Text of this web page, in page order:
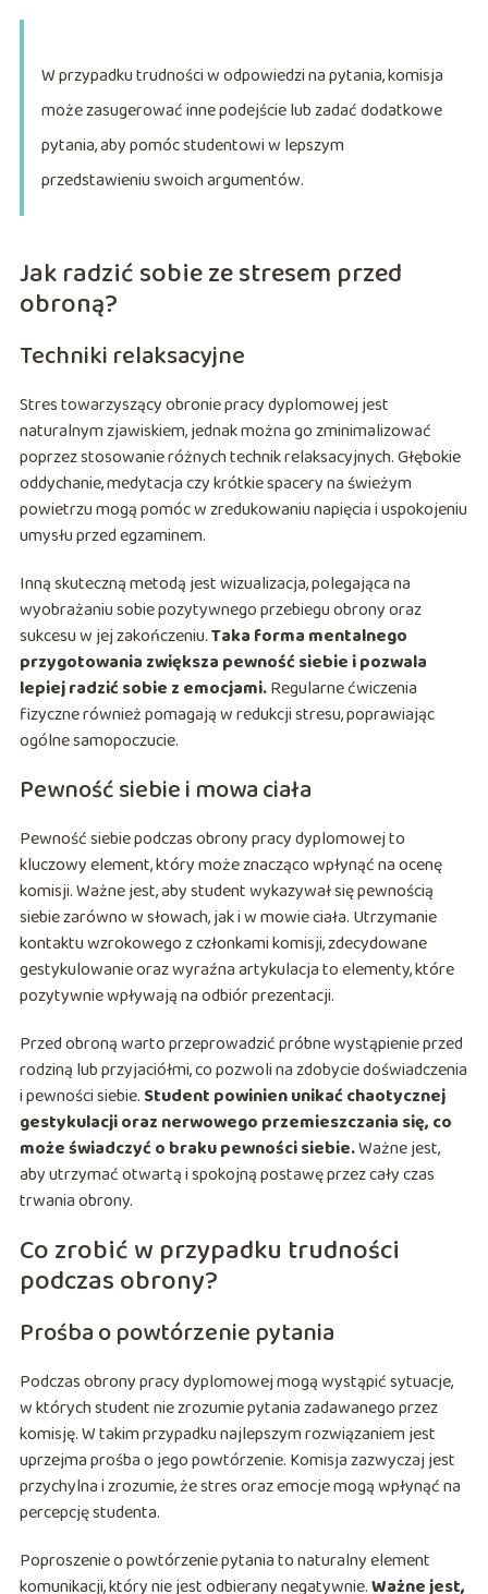
W przypadku trudności w odpowiedzi na pytania, komisja
może zasugerować inne podejście lub zadać dodatkowe
pytania, aby pomóc studentowi w lepszym
przedstawieniu swoich argumentów.
Jak radzić sobie ze stresem przed
obroną?
Techniki relaksacyjne
Stres towarzyszący obronie pracy dyplomowej jest
naturalnym zjawiskiem, jednak można go zminimalizować
poprzez stosowanie różnych technik relaksacyjnych. Głębokie
oddychanie, medytacja czy krótkie spacery na świeżym
powietrzu mogą pomóc w zredukowaniu napięcia i uspokojeniu
umysłu przed egzaminem.
Inną skuteczną metodą jest wizualizacja, polegająca na
wyobrażaniu sobie pozytywnego przebiegu obrony oraz
sukcesu w jej zakończeniu.Taka forma mentalnego
przygotowania zwiększa pewność siebie i pozwala
lepiej radzić sobie z emocjami.Regularne ćwiczenia
fizyczne również pomagają w redukcji stresu, poprawiając
ogólne samopoczucie.
Pewność siebie i mowa ciała
Pewność siebie podczas obrony pracy dyplomowej to
kluczowy element, który może znacząco wpłynąć na ocenę
komisji. Ważne jest, aby student wykazywał się pewnością
siebie zarówno w słowach, jak i w mowie ciała. Utrzymanie
kontaktu wzrokowego z członkami komisji, zdecydowane
gestykulowanie oraz wyraźna artykulacja to elementy, które
pozytywnie wpływają na odbiór prezentacji.
Przed obroną warto przeprowadzić próbne wystąpienie przed
rodziną lub przyjaciółmi, co pozwoli na zdobycie doświadczenia
i pewności siebie. Student powinien unikać chaotycznej
gestykulacji oraz nerwowego przemieszczania się, co
może świadczyć o braku pewności siebie.Ważne jest,
aby utrzymać otwartą i spokojną postawę przez cały czas
trwania obrony.
Co zrobić w przypadku trudności
podczas obrony?
Prośba o powtórzenie pytania
Podczas obrony pracy dyplomowej mogą wystąpić sytuacje,
w których student nie zrozumie pytania zadawanego przez
komisję. W takim przypadku najlepszym rozwiązaniem jest
uprzejma prośba o jego powtórzenie. Komisja zazwyczaj jest
przychylna i zrozumie, że stres oraz emocje mogą wpłynąć na
percepcję studenta.
Poproszenie o powtórzenie pytania to naturalny element
komunikacji, który nie jest odbierany negatywnie.Ważne jest,